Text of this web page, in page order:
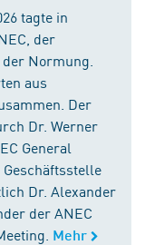
tagte in
der
Normung.
aus
Der
Dr. Werner
General
Dr. Alexander
der ANEC
Mehr